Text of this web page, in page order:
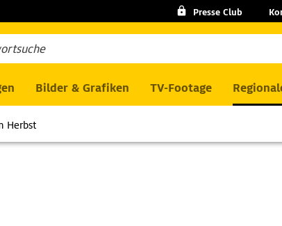
Presse Club
Bilder & Grafiken TV-Footage
Herbst